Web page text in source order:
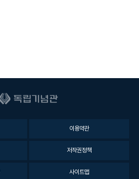
이용약관
저작권정책
사이트맵